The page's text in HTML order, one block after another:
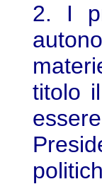
2. I
titolo